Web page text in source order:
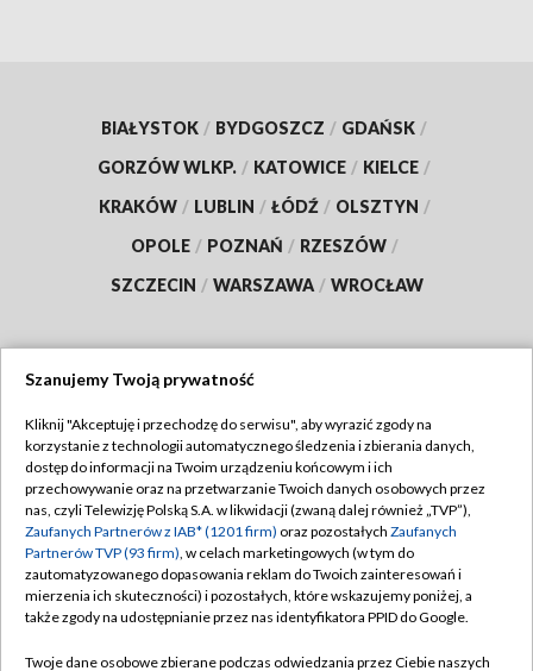
BIAŁYSTOK / BYDGOSZCZ / GDAŃSK /
GORZÓW WLKP. / KATOWICE / KIELCE /
KRAKÓW / LUBLIN / ŁÓDŹ / OLSZTYN /
OPOLE / POZNAŃ / RZESZÓW /
SZCZECIN / WARSZAWA / WROCŁAW
TVP
Abonament TVP
Emisja w TVP
Centrum informacji TVP
Naziemna Telewizja Cyfrowa
Regulamin TVP
Polityka prywatności
Moje zgody
Pomoc
Szanujemy Twoją prywatność
Kliknij "Akceptuję i przechodzę do serwisu", aby wyrazić zgody na
korzystanie z technologii automatycznego śledzenia i zbierania danych,
dostęp do informacji na Twoim urządzeniu końcowym i ich
przechowywanie oraz na przetwarzanie Twoich danych osobowych przez
nas, czyli Telewizję Polską S.A. w likwidacji (zwaną dalej również „TVP”),
Zaufanych Partnerów z IAB* (1201 firm) oraz pozostałych Zaufanych
Partnerów TVP (93 firm), w celach marketingowych (w tym do
zautomatyzowanego dopasowania reklam do Twoich zainteresowań i
mierzenia ich skuteczności) i pozostałych, które wskazujemy poniżej, a
także zgody na udostępnianie przez nas identyfikatora PPID do Google.
Twoje dane osobowe zbierane podczas odwiedzania przez Ciebie naszych